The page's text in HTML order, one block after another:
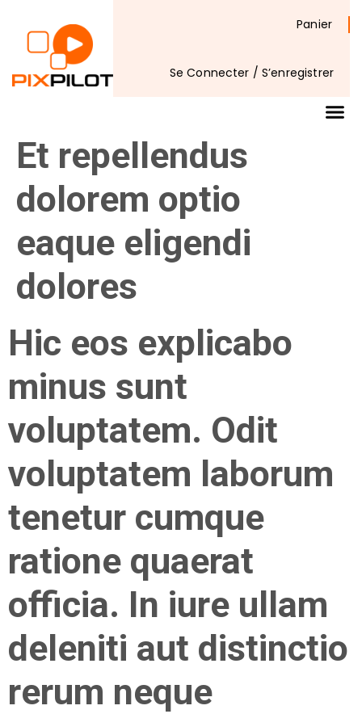
Panier
Se Connecter / S’enregistrer
Et repellendus
dolorem optio
eaque eligendi
dolores
Hic eos explicabo
minus sunt
voluptatem. Odit
voluptatem laborum
tenetur cumque
ratione quaerat
officia. In iure ullam
deleniti aut distinctio
rerum neque